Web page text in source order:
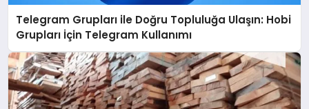
Telegram Grupları ile Doğru Topluluğa Ulaşın: Hobi
Grupları İçin Telegram Kullanımı